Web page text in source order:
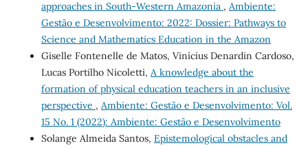
approaches in South-Western Amazonia , Ambiente:
Gestão e Desenvolvimento: 2022: Dossier: Pathways to
Science and Mathematics Education in the Amazon
Giselle Fontenelle de Matos, Vinícius Denardin Cardoso,
Lucas Portilho Nicoletti, A knowledge about the
formation of physical education teachers in an inclusive
perspective , Ambiente: Gestão e Desenvolvimento: Vol.
15 No. 1 (2022): Ambiente: Gestão e Desenvolvimento
Solange Almeida Santos, Epistemological obstacles and